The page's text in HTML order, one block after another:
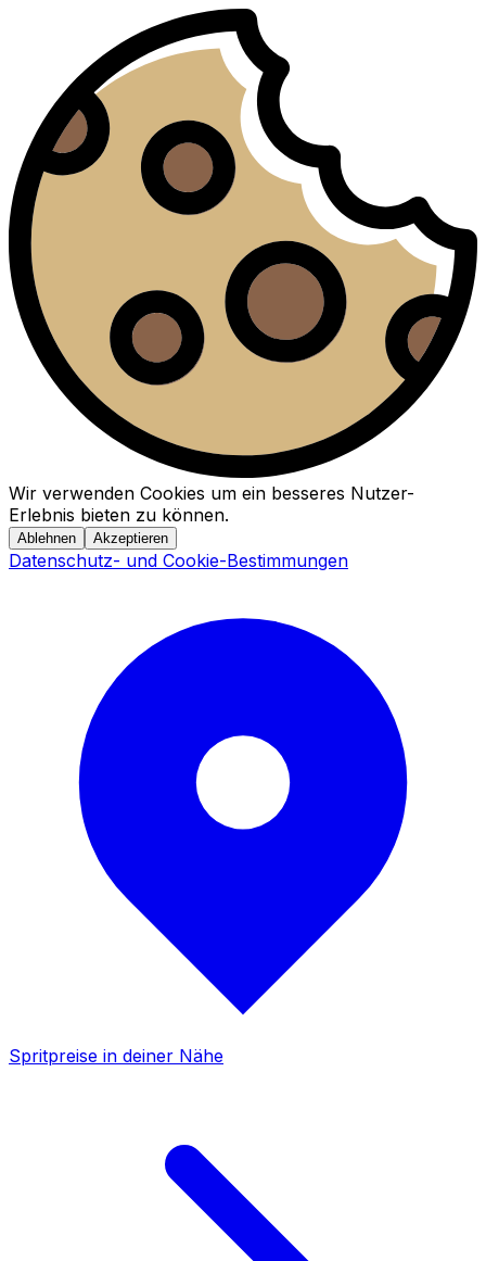
Wir verwenden Cookies um ein besseres Nutzer-
Erlebnis bieten zu können.
Ablehnen Akzeptieren
Datenschutz- und Cookie-Bestimmungen
Spritpreise in deiner Nähe